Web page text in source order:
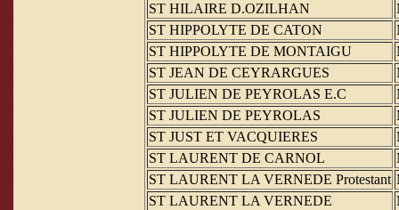
ST HILAIRE D.OZILHAN
ST HIPPOLYTE DE CATON
ST HIPPOLYTE DE MONTAIGU
ST JEAN DE CEYRARGUES
ST JULIEN DE PEYROLAS E.C
ST JULIEN DE PEYROLAS
ST JUST ET VACQUIERES
ST LAURENT DE CARNOL
ST LAURENT LA VERNEDE Protestant
ST LAURENT LA VERNEDE